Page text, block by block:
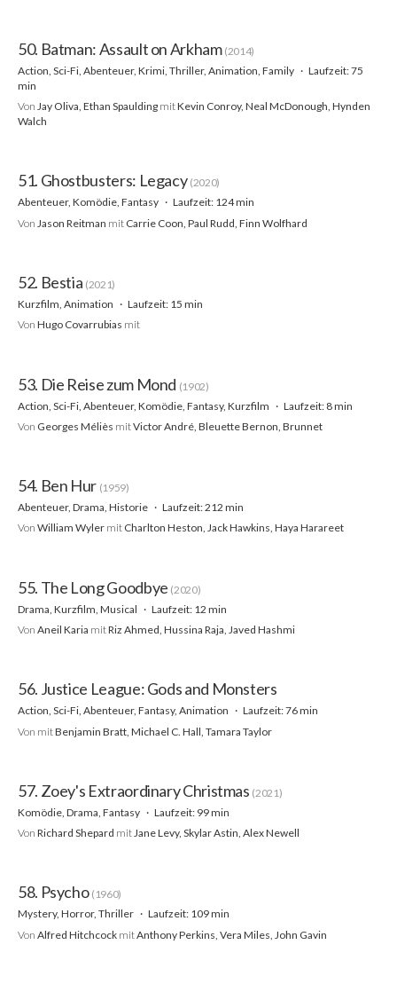
50. Batman: Assault on Arkham (2014)
Action, Sci-Fi, Abenteuer, Krimi, Thriller, Animation, Family
Laufzeit: 75
min
Von Jay Oliva, Ethan Spaulding mitKevin Conroy, Neal McDonough, Hynden
Walch
51. Ghostbusters: Legacy (2020)
Abenteuer, Komödie, Fantasy
Laufzeit: 124 min
Von Jason Reitman mit Carrie Coon, Paul Rudd, Finn Wolfhard
52. Bestia (2021)
Kurzfilm, Animation
Laufzeit: 15 min
Von Hugo Covarrubias mit
53. Die Reise zum Mond (1902)
Action, Sci-Fi, Abenteuer, Komödie, Fantasy, Kurzfilm
Laufzeit: 8 min
Von Georges Méliès mitVictor André, Bleuette Bernon, Brunnet
54. Ben Hur (1959)
Abenteuer, Drama, Historie
Laufzeit: 212 min
Von William Wyler mit Charlton Heston, Jack Hawkins, Haya Harareet
55. The Long Goodbye (2020)
Drama, Kurzfilm, Musical
Laufzeit: 12 min
Von Aneil Karia mitRiz Ahmed, Hussina Raja, Javed Hashmi
56. Justice League: Gods and Monsters
Action, Sci-Fi, Abenteuer, Fantasy, Animation
Laufzeit: 76 min
Von mitBenjamin Bratt, Michael C. Hall, Tamara Taylor
57. Zoey's Extraordinary Christmas (2021)
Komödie, Drama, Fantasy
Laufzeit: 99 min
Von Richard Shepard mitJane Levy, Skylar Astin, Alex Newell
58. Psycho (1960)
Mystery, Horror, Thriller
Laufzeit: 109 min
Von Alfred Hitchcock mitAnthony Perkins, Vera Miles, John Gavin